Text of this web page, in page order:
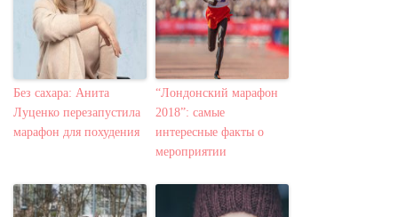
Без сахара: Анита
Луценко перезапустила
марафон для похудения
“Лондонский марафон
2018”: самые
интересные факты о
мероприятии